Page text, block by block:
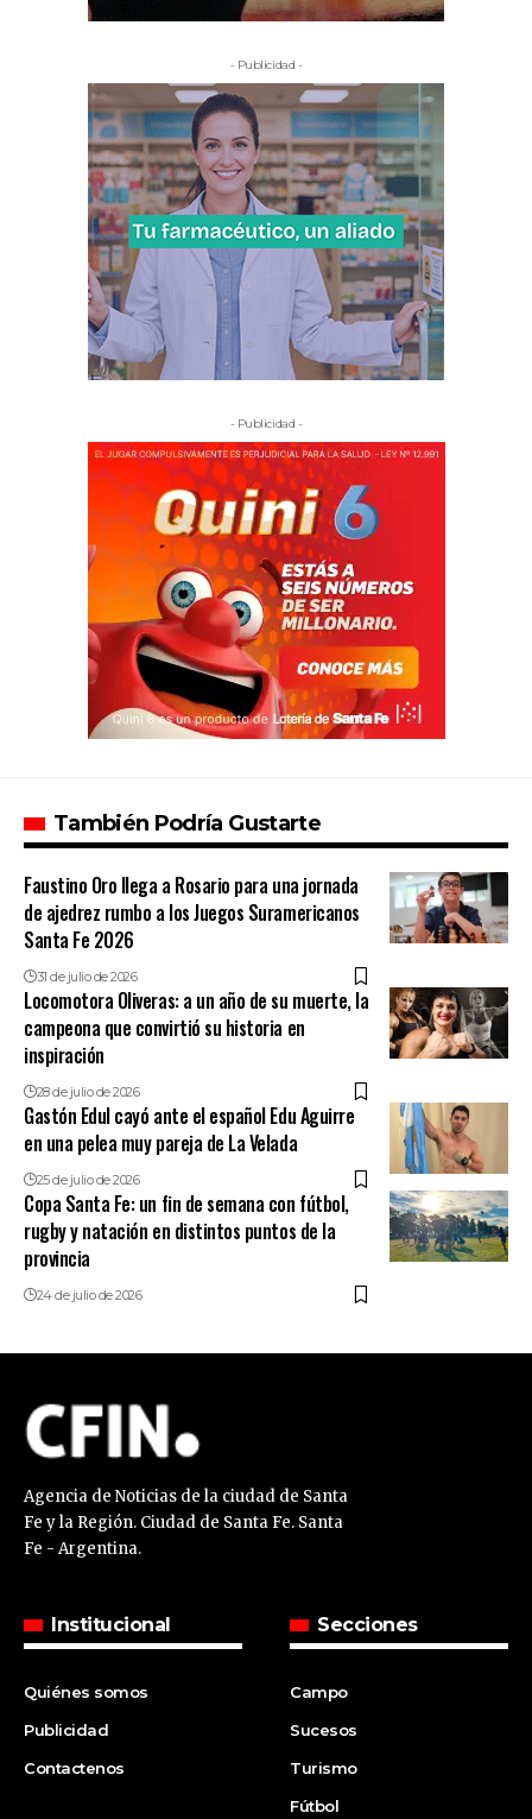
- Publicidad -
- Publicidad -
También Podría Gustarte
Faustino Oro llega a Rosario para una jornada
de ajedrez rumbo a los Juegos Suramericanos
Santa Fe 2026
31 de julio de 2026
Locomotora Oliveras: a un año de su muerte, la
campeona que convirtió su historia en
inspiración
28 de julio de 2026
Gastón Edul cayó ante el español Edu Aguirre
en una pelea muy pareja de La Velada
25 de julio de 2026
Copa Santa Fe: un fin de semana con fútbol,
rugby y natación en distintos puntos de la
provincia
24 de julio de 2026
Agencia de Noticias de la ciudad de Santa
Fe y la Región. Ciudad de Santa Fe. Santa
Fe - Argentina.
Institucional
Quiénes somos
Publicidad
Contactenos
Secciones
Campo
Sucesos
Turismo
Fútbol